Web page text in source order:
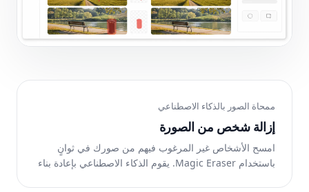
ممحاة الصور بالذكاء الاصطناعي
إزالة شخص من الصورة
امسح الأشخاص غير المرغوب فيهم من صورك في ثوانٍ
باستخدام Magic Eraser. يقوم الذكاء الاصطناعي بإعادة بناء